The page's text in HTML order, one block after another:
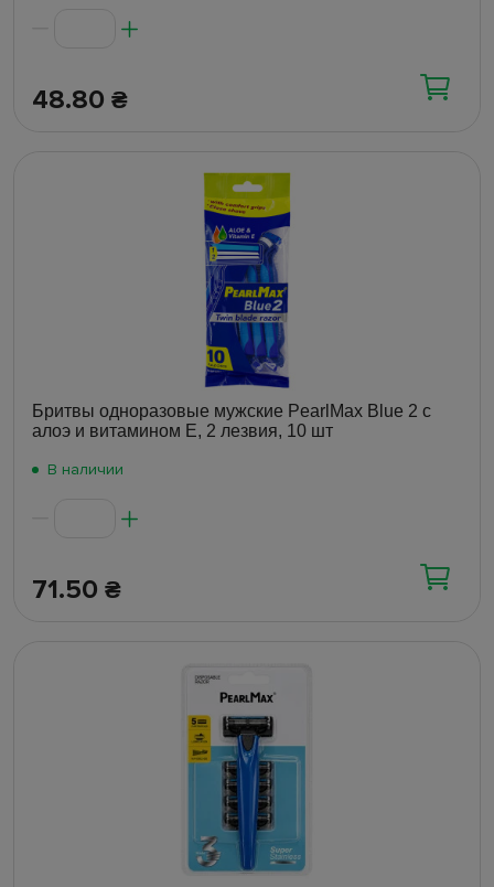
48.80 ₴
Бритвы одноразовые мужские PearlMax Blue 2 с
алоэ и витамином E, 2 лезвия, 10 шт
В наличии
71.50 ₴